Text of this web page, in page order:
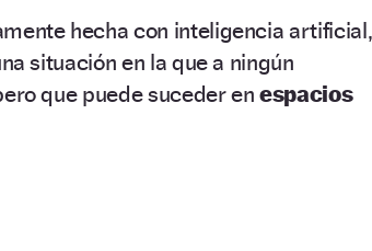
hecha con inteligencia artificial,
situación en la que a ningún
que puede suceder enespacios